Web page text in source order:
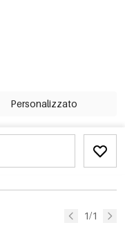
Personalizzato
1/1